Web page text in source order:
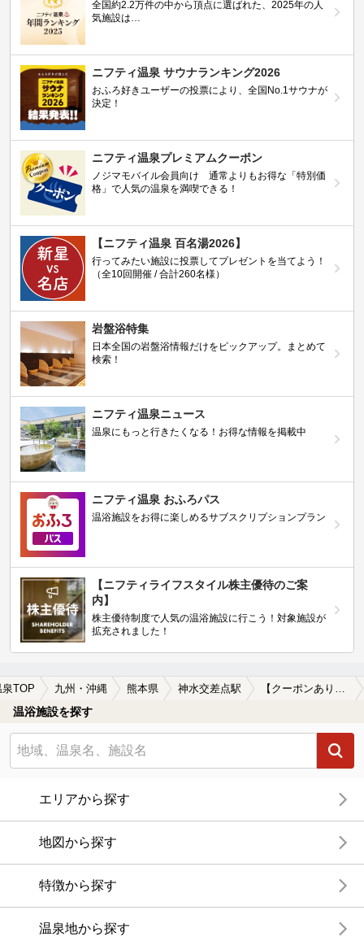
全国約2.2万件の中から頂点に選ばれた、2025年の人
気施設は…
ニフティ温泉 サウナランキング2026
おふろ好きユーザーの投票により、全国No.1サウナが
決定！
ニフティ温泉プレミアムクーポン
ノジマモバイル会員向け 通常よりもお得な「特別価
格」で人気の温泉を満喫できる！
【ニフティ温泉 百名湯2026】
行ってみたい施設に投票してプレゼントを当てよう！
（全10回開催 / 合計260名様）
岩盤浴特集
日本全国の岩盤浴情報だけをピックアップ。まとめて
検索！
ニフティ温泉ニュース
温泉にもっと行きたくなる！お得な情報を掲載中
ニフティ温泉 おふろパス
温浴施設をお得に楽しめるサブスクリプションプラン
【ニフティライフスタイル株主優待のご案
内】
株主優待制度で人気の温浴施設に行こう！対象施設が
拡充されました！
泉TOP 九州・沖縄 熊本県 神水交差点駅 【クーポンあり】神水交差点駅近くの温泉宿・温泉旅館・ホテルおすすめ(2026年版)
温浴施設を探す
エリアから探す
地図から探す
特徴から探す
温泉地から探す